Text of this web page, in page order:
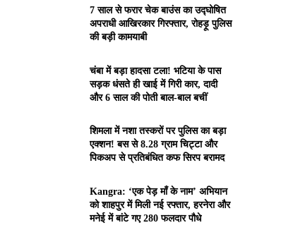
7 साल से फरार चेक बाउंस का उद्घोषित
अपराधी आखिरकार गिरफ्तार, रोहड़ू पुलिस
की बड़ी कामयाबी
चंबा में बड़ा हादसा टला! भटिया के पास
सड़क धंसते ही खाई में गिरी कार, दादी
और 6 साल की पोती बाल-बाल बचीं
शिमला में नशा तस्करों पर पुलिस का बड़ा
एक्शन! बस से 8.28 ग्राम चिट्टा और
पिकअप से प्रतिबंधित कफ सिरप बरामद
Kangra: ‘एक पेड़ माँ के नाम’ अभियान
को शाहपुर में मिली नई रफ्तार, हरनेरा और
मनेई में बांटे गए 280 फलदार पौधे